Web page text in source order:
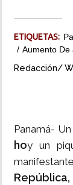
ETIQUETAS:
Aumento De
Redacción/
Panamá- Un
hoy un
manifestante